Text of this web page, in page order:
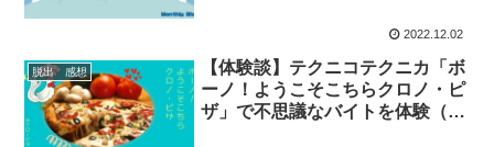
2022.12.02
脱出 感想
【体験談】テクニコテクニカ「ボ
ーノ！ようこそこちらクロノ・ピ
ザ」で不思議なバイトを体験（ネ